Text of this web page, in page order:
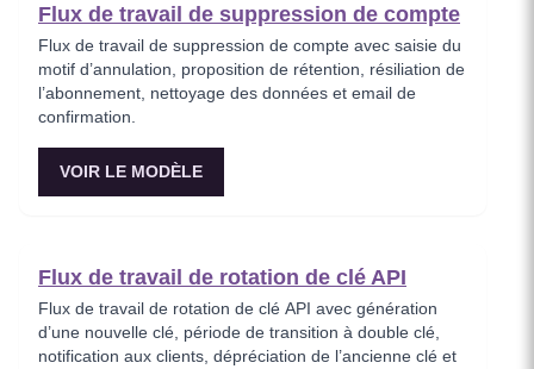
Flux de travail de suppression de compte
Flux de travail de suppression de compte avec saisie du
motif d’annulation, proposition de rétention, résiliation de
l’abonnement, nettoyage des données et email de
confirmation.
VOIR LE MODÈLE
Flux de travail de rotation de clé API
Flux de travail de rotation de clé API avec génération
d’une nouvelle clé, période de transition à double clé,
notification aux clients, dépréciation de l’ancienne clé et